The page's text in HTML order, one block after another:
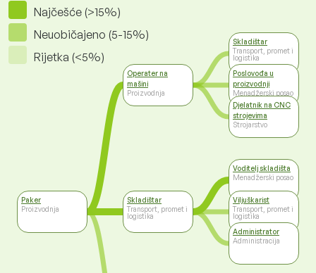
Najčešće (>15%)
Neuobičajeno (5-15%)
Rijetka (<5%)
Paker
Proizvodnja
Operater na
mašini
Proizvodnja
Skladištar
Transport, promet i
logistika
Skladištar
Transport, promet i
logistika
Poslovođa u
proizvodnji
Menadžerski posao
Djelatnik na CNC
strojevima
Strojarstvo
Voditelj skladišta
Menadžerski posao
Viljuškarist
Transport, promet i
logistika
Administrator
Administracija